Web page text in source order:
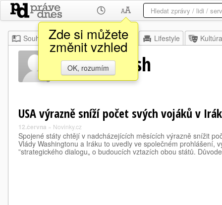
Zde si můžete
změnit vzhled
OK, rozumím
Souhrn Moje Z domova Lifestyle Kultúra
Saad Shalash
USA výrazně sníží počet svých vojáků v
12.června » Novinky.cz
Spojené státy chtějí v nadcházejících měsících výrazně snížit
Vlády Washingtonu a Iráku to uvedly ve společném prohlášení,
”strategického dialogu„ o budoucích vztazích obou států.